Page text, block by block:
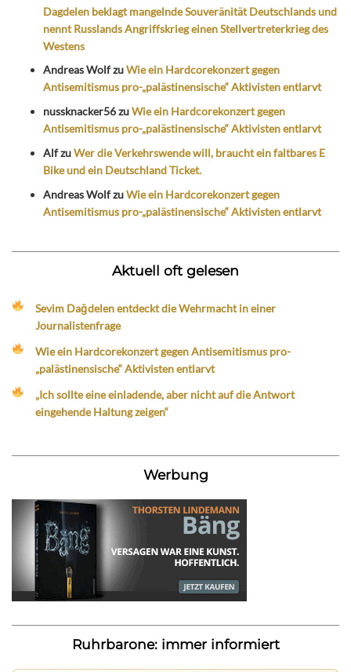
Dagdelen beklagt mangelnde Souveränität Deutschlands und
nennt Russlands Angriffskrieg einen Stellvertreterkrieg des
Westens
Andreas WolfzuWie ein Hardcorekonzert gegen
Antisemitismus pro-„palästinensische“ Aktivisten entlarvt
nussknacker56zuWie ein Hardcorekonzert gegen
Antisemitismus pro-„palästinensische“ Aktivisten entlarvt
AlfzuWer die Verkehrswende will, braucht ein faltbares E
Bike und ein Deutschland Ticket.
Andreas WolfzuWie ein Hardcorekonzert gegen
Antisemitismus pro-„palästinensische“ Aktivisten entlarvt
Aktuell oft gelesen
Sevim Dağdelen entdeckt die Wehrmacht in einer
Journalistenfrage
Wie ein Hardcorekonzert gegen Antisemitismus pro-
„palästinensische“ Aktivisten entlarvt
„Ich sollte eine einladende, aber nicht auf die Antwort
eingehende Haltung zeigen“
Werbung
Ruhrbarone: immer informiert